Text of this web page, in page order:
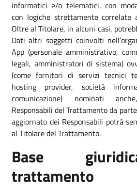
informatici e/o telematici, con
con logiche strettamente correlate
Oltre al Titolare, in alcuni casi,
Dati altri soggetti coinvolti
App (personale amministrativo,
legali, amministratori di sistema)
(come fornitori di servizi tecnici
hosting provider, società
comunicazione) nominati
Responsabili del Trattamento da
aggiornato dei Responsabili potrà
al Titolare del Trattamento.
Base
trattamento